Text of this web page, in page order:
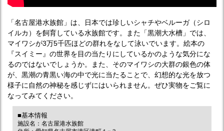
「名古屋港水族館」は、日本では珍しいシャチやベルーガ（シロ
イルカ）を飼育している水族館です。また「黒潮大水槽」では、
マイワシが3万5千匹ほどの群れをなして泳いでいます。絵本の
『スイミー』の世界を目の当たりにしているかのような気分にな
るのではないでしょうか。また、そのマイワシの大群の銀色の体
が、黒潮の青黒い海の中で光に当たることで、幻想的な光を放つ
様子に自然の神秘を感じずにはいられません。ぜひ実物をご覧に
なってみてください。
■基本情報
施設名：名古屋港水族館